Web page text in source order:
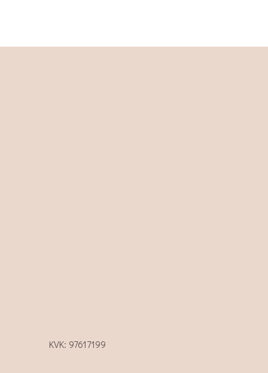
KVK: 97617199